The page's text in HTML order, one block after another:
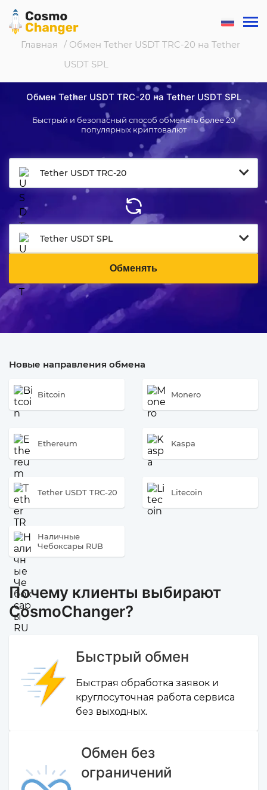
Главная / Обмен Tether USDT TRC-20 на Tether
USDT SPL
Обмен Tether USDT TRC-20 на Tether USDT SPL
Быстрый и безопасный способ обменять более 20
популярных криптовалют
Tether USDT TRC-20
Tether USDT SPL
Обменять
Новые направления обмена
Bitcoin Monero
Ethereum Kaspa
Tether USDT TRC-20 Litecoin
Наличные
Чебоксары RUB
Почему клиенты выбирают
CosmoChanger?
Быстрый обмен
Быстрая обработка заявок и
круглосуточная работа сервиса
без выходных.
Обмен без
ограничений